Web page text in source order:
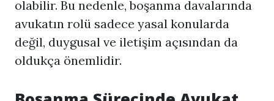
olabilir. Bu nedenle, boşanma davalarında
avukatın rolü sadece yasal konularda
değil, duygusal ve iletişim açısından da
oldukça önemlidir.